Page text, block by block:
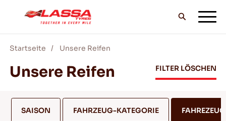
ALLE LASSA REIFEN
Startseite Unsere Reifen
Unsere Reifen FILTER LÖSCHEN
SAISON FAHRZEUG-KATEGORIE